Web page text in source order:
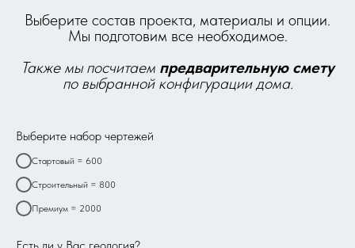
Выберите состав проекта, материалы и опции.
Мы подготовим все необходимое.
Также мы посчитаем предварительную смету
по выбранной конфигурации дома.
Выберите набор чертежей
Стартовый = 600
Строительный = 800
Премиум = 2000